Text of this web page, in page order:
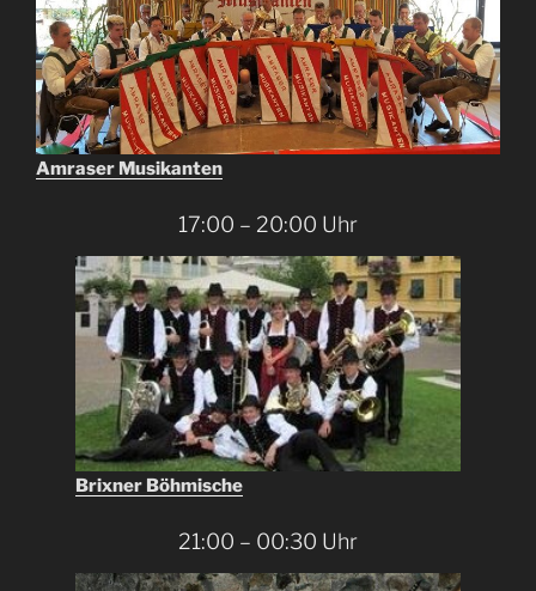
Amraser Musikanten
17:00 – 20:00 Uhr
Brixner Böhmische
21:00 – 00:30 Uhr